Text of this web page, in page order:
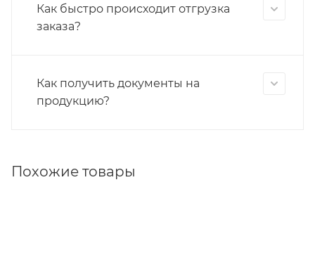
Как быстро происходит отгрузка
заказа?
Как получить документы на
продукцию?
Похожие товары